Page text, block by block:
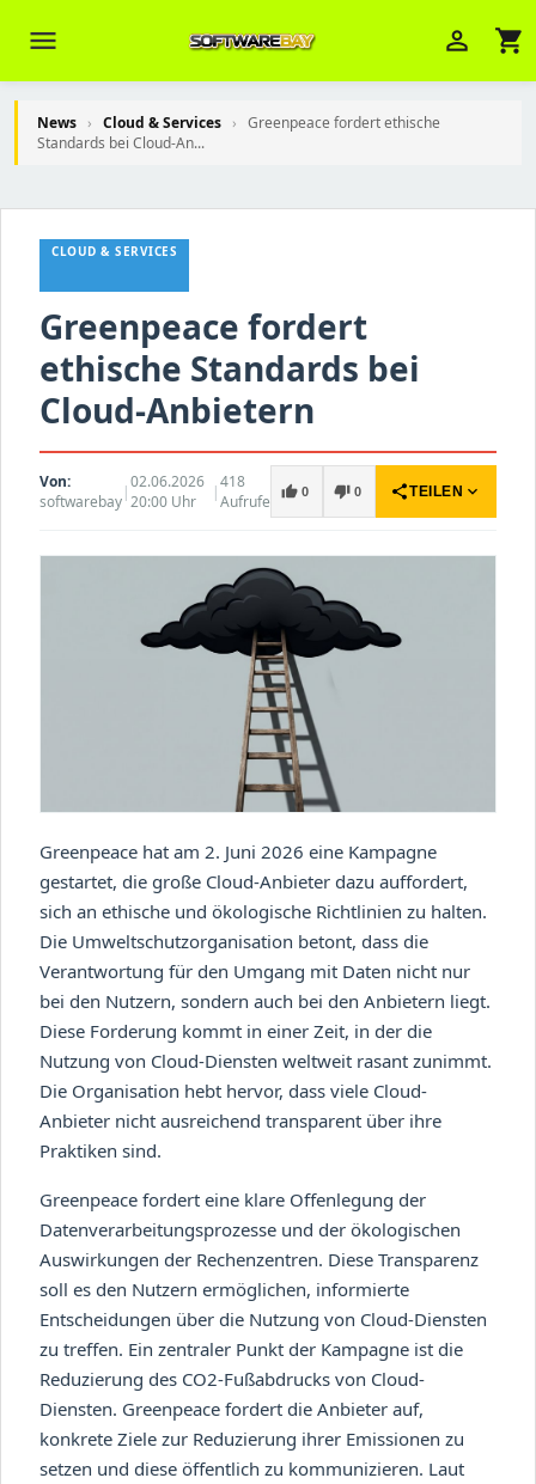
menu person_outline shopping_cart
News › Cloud & Services › Greenpeace fordert ethische
Standards bei Cloud-An...
CLOUD & SERVICES
Greenpeace fordert
ethische Standards bei
Cloud-Anbietern
Von:
softwarebay|02.06.2026
20:00 Uhr
|418
Aufrufe
thumb_up 0 thumb_down 0 shareTEILEN expand_more
Greenpeace hat am 2. Juni 2026 eine Kampagne
gestartet, die große Cloud-Anbieter dazu auffordert,
sich an ethische und ökologische Richtlinien zu halten.
Die Umweltschutzorganisation betont, dass die
Verantwortung für den Umgang mit Daten nicht nur
bei den Nutzern, sondern auch bei den Anbietern liegt.
Diese Forderung kommt in einer Zeit, in der die
Nutzung von Cloud-Diensten weltweit rasant zunimmt.
Die Organisation hebt hervor, dass viele Cloud-
Anbieter nicht ausreichend transparent über ihre
Praktiken sind.
Greenpeace fordert eine klare Offenlegung der
Datenverarbeitungsprozesse und der ökologischen
Auswirkungen der Rechenzentren. Diese Transparenz
soll es den Nutzern ermöglichen, informierte
Entscheidungen über die Nutzung von Cloud-Diensten
zu treffen. Ein zentraler Punkt der Kampagne ist die
Reduzierung des CO2-Fußabdrucks von Cloud-
Diensten. Greenpeace fordert die Anbieter auf,
konkrete Ziele zur Reduzierung ihrer Emissionen zu
setzen und diese öffentlich zu kommunizieren. Laut
Brasov
z. B. Ihre Bestellnummer (z.B.
S24DXG9F8JK2) nennen.